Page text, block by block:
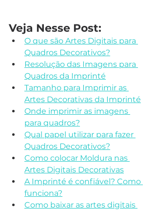
Veja Nesse Post:
O que são Artes Digitais para
Quadros Decorativos?
Resolução das Imagens para
Quadros da Imprinté
Tamanho para Imprimir as
Artes Decorativas da Imprinté
Onde imprimir as imagens
para quadros?
Qual papel utilizar para fazer
Quadros Decorativos?
Como colocar Moldura nas
Artes Digitais Decorativas
A Imprinté é confiável? Como
funciona?
Como baixar as artes digitais